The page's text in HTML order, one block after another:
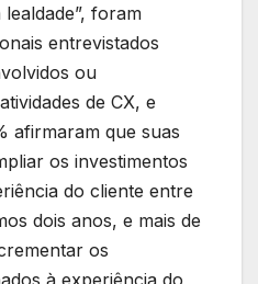
foram
entrevistados
ou
de CX, e
afirmaram que suas
os investimentos
do cliente entre
dois anos, e mais de
os
à experiência do